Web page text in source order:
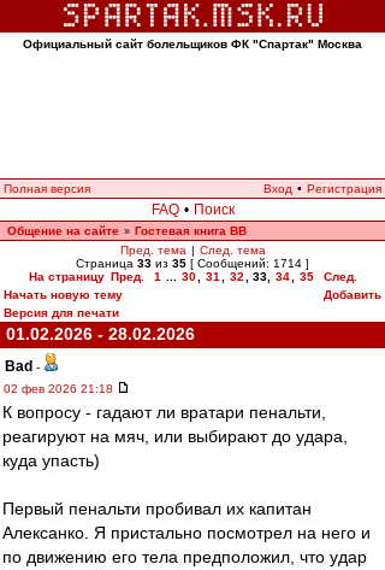
Официальный сайт болельщиков ФК "Спартак" Москва
Полная версия Вход • Регистрация
FAQ • Поиск
Общение на сайте » Гостевая книга ВВ
Пред. тема | След. тема
Страница 33 из 35 [ Сообщений: 1714 ]
На страницу Пред. 1 30 31 32 33, 34 35
След.
Начать новую тему
Добавить
Версия для печати
01.02.2026 - 28.02.2026
Bad -
02 фев 2026 21:18
К вопросу - гадают ли вратари пенальти,
реагируют на мяч, или выбирают до удара,
куда упасть)
Первый пенальти пробивал их капитан
Алексанко. Я пристально посмотрел на него и
по движению его тела предположил, что удар